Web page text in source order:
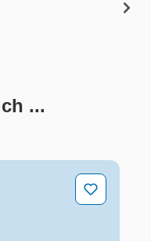
...
Lernen begleiten